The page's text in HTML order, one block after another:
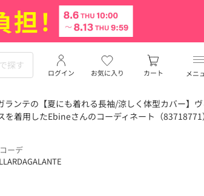
メニ
お気に入り
ログイン カート
ンテの【夏にも着れる長袖/涼しく体型カバー】ヴ
を着用したEbineさんのコーディネート（83718771
ーデ